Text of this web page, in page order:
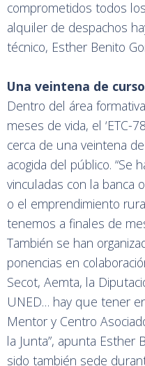
comprometidos todos
alquiler de despachos
técnico, Esther Benito
Una veintena de
Dentro del área
meses de vida, el ‘ETC-
cerca de una veintena
acogida del público. “Se
vinculadas con la banca
o el emprendimiento
tenemos a finales de
También se han
ponencias en
Secot, Aemta, la
UNED… hay que tener
Mentor y Centro
la Junta”, apunta Esther
sido también sede